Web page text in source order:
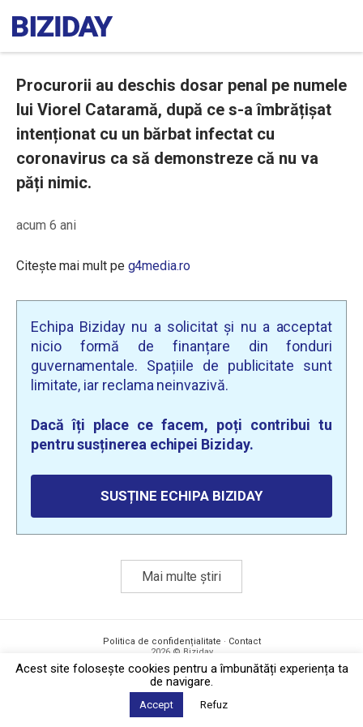
Procurorii au deschis dosar penal pe numele
lui Viorel Cataramă, după ce s-a îmbrățișat
intenționat cu un bărbat infectat cu
coronavirus ca să demonstreze că nu va
păți nimic.
acum 6 ani
Citește mai mult pe g4media.ro
Echipa Biziday nu a solicitat și nu a acceptat
nicio formă de finanțare din fonduri
guvernamentale. Spațiile de publicitate sunt
limitate, iar reclama neinvazivă.
Dacă îți place ce facem, poți contribui tu
pentru susținerea echipei Biziday.
SUSȚINE ECHIPA BIZIDAY
Mai multe știri
Politica de confidențialitate · Contact
2026 © Biziday
Acest site foloseşte cookies pentru a îmbunătăți experiența ta
de navigare.
Accept Refuz